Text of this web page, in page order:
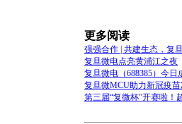
更多阅读
强强合作 | 共建生态，复
复旦微电点亮黄浦江之夜
复旦微电（688385）今
复旦微MCU助力新冠疫
第三届“复微杯”开赛啦！